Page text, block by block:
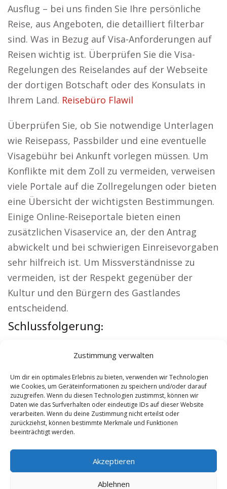
Zustimmung verwalten
Um dir ein optimales Erlebnis zu bieten, verwenden wir Technologien
wie Cookies, um Geräteinformationen zu speichern und/oder darauf
zuzugreifen. Wenn du diesen Technologien zustimmst, können wir
Daten wie das Surfverhalten oder eindeutige IDs auf dieser Website
verarbeiten. Wenn du deine Zustimmung nicht erteilst oder
zurückziehst, können bestimmte Merkmale und Funktionen
beeinträchtigt werden.
Akzeptieren
Ablehnen
Ausflug – bei uns finden Sie Ihre persönliche
Reise, aus Angeboten, die detailliert filterbar
sind. Was in Bezug auf Visa-Anforderungen auf
Reisen wichtig ist. Überprüfen Sie die Visa-
Regelungen des Reiselandes auf der Webseite
der dortigen Botschaft oder des Konsulats in
Ihrem Land. Reisebüro Flawil
Überprüfen Sie, ob Sie notwendige Unterlagen
wie Reisepass, Passbilder und eine eventuelle
Visagebühr bei Ankunft vorlegen müssen. Um
Konflikte mit dem Zoll zu vermeiden, verweisen
viele Portale auf die Zollregelungen oder bieten
eine Übersicht der wichtigsten Bestimmungen.
Einige Online-Reiseportale bieten einen
zusätzlichen Visaservice an, der den Antrag
abwickelt und bei schwierigen Einreisevorgaben
sehr hilfreich ist. Um Missverständnisse zu
vermeiden, ist der Respekt gegenüber der
Kultur und den Bürgern des Gastlandes
entscheidend.
Schlussfolgerung:
Versicherung Hechingen|Wohnung mieten
Hechingen|Schamane Hechingen|Reisebüro
Hechingen|Versicherung Hechingen
Contents [show]
No tags for this post.